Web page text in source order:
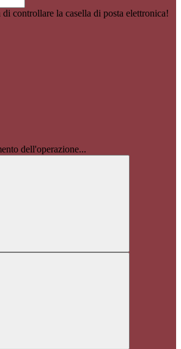
controllare la casella di posta elettronica!
dell'operazione...